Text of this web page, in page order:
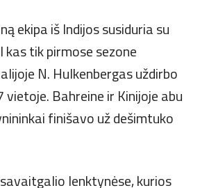
ekipa iš Indijos susiduria su
tik pirmose sezone
N. Hulkenbergas uždirbo
Bahreine ir Kinijoje abu
finišavo už dešimtuko
lenktynėse, kurios